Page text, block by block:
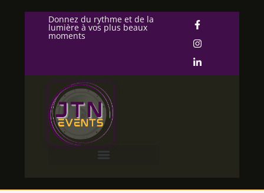
Donnez du rythme et de la
lumière à vos plus beaux
moments